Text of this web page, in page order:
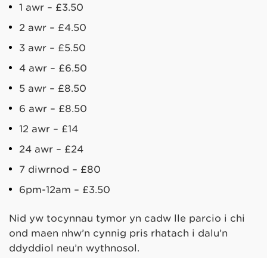
1 awr – £3.50
2 awr – £4.50
3 awr – £5.50
4 awr – £6.50
5 awr – £8.50
6 awr – £8.50
12 awr – £14
24 awr – £24
7 diwrnod – £80
6pm-12am – £3.50
Nid yw tocynnau tymor yn cadw lle parcio i chi
ond maen nhw’n cynnig pris rhatach i dalu’n
ddyddiol neu’n wythnosol.